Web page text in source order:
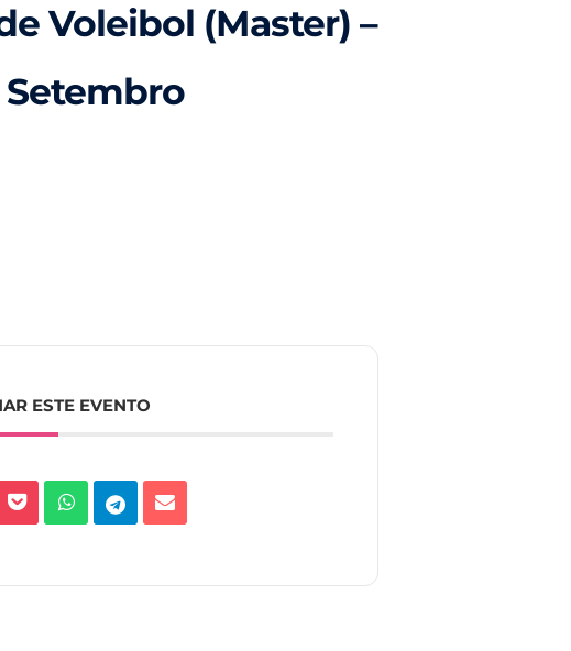
Voleibol (Master) –
Setembro
ESTE EVENTO